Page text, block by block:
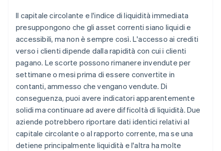
Il capitale circolante e l'indice di liquidità immediata
presuppongono che gli asset correnti siano liquidi e
accessibili, ma non è sempre così. L'accesso ai crediti
verso i clienti dipende dalla rapidità con cui i clienti
pagano. Le scorte possono rimanere invendute per
settimane o mesi prima di essere convertite in
contanti, ammesso che vengano vendute. Di
conseguenza, puoi avere indicatori apparentemente
solidi ma continuare ad avere difficoltà di liquidità. Due
aziende potrebbero riportare dati identici relativi al
capitale circolante o al rapporto corrente, ma se una
detiene principalmente liquidità e l'altra ha molte